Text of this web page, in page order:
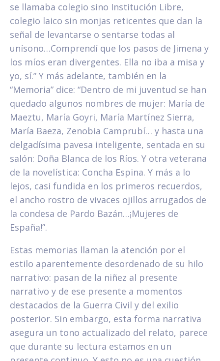
se llamaba colegio sino Institución Libre,
colegio laico sin monjas reticentes que dan la
señal de levantarse o sentarse todas al
unísono…Comprendí que los pasos de Jimena y
los míos eran divergentes. Ella no iba a misa y
yo, sí.” Y más adelante, también en la
“Memoria” dice: “Dentro de mi juventud se han
quedado algunos nombres de mujer: María de
Maeztu, María Goyri, María Martínez Sierra,
María Baeza, Zenobia Camprubí… y hasta una
delgadísima pavesa inteligente, sentada en su
salón: Doña Blanca de los Ríos. Y otra veterana
de la novelística: Concha Espina. Y más a lo
lejos, casi fundida en los primeros recuerdos,
el ancho rostro de vivaces ojillos arrugados de
la condesa de Pardo Bazán…¡Mujeres de
España!”.
Estas memorias llaman la atención por el
estilo aparentemente desordenado de su hilo
narrativo: pasan de la niñez al presente
narrativo y de ese presente a momentos
destacados de la Guerra Civil y del exilio
posterior. Sin embargo, esta forma narrativa
asegura un tono actualizado del relato, parece
que durante su lectura estamos en un